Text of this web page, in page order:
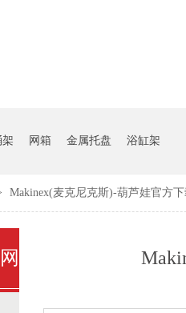
架 网箱 金属托盘 浴缸架
Makinex(麦克尼克斯)-葫芦娃官方